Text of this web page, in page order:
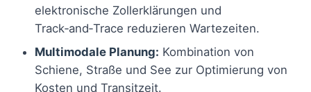
elektronische Zollerklärungen und
Track‑and‑Trace reduzieren Wartezeiten.
Multimodale Planung: Kombination von
Schiene, Straße und See zur Optimierung von
Kosten und Transitzeit.